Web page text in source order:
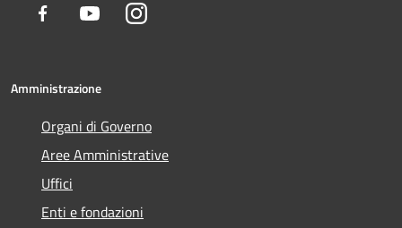
Facebook YoutubeInstagram
Amministrazione
Organi di Governo
Aree Amministrative
Uffici
Enti e fondazioni